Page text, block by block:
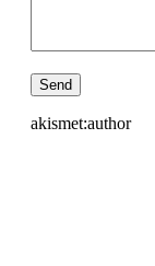
akismet:author